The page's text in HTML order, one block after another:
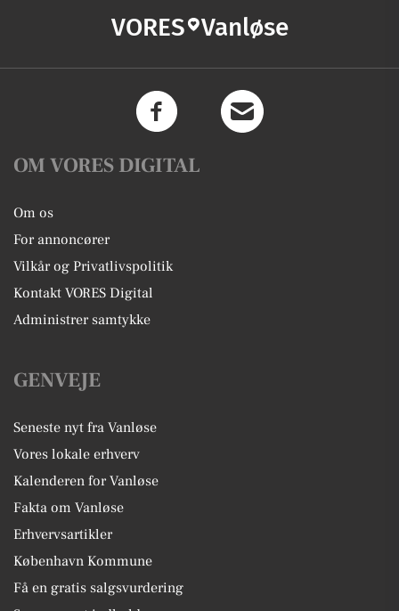
VORES Vanløse
OM VORES DIGITAL
Om os
For annoncører
Vilkår og Privatlivspolitik
Kontakt VORES Digital
Administrer samtykke
GENVEJE
Seneste nyt fra Vanløse
Vores lokale erhverv
Kalenderen for Vanløse
Fakta om Vanløse
Erhvervsartikler
København Kommune
Få en gratis salgsvurdering